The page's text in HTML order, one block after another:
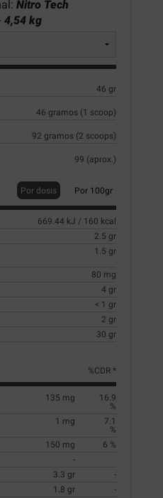
Nitro Tech
4,54 kg
46 gr
46 gramos (1 scoop)
92 gramos (2 scoops)
99 (aprox.)
Por dosis Por 100gr
669.44 kJ / 160 kcal
2.5 gr
1.5 gr
80 mg
4 gr
< 1 gr
2 gr
30 gr
%CDR *
135 mg
16.9
%
1 mg
7.1
%
150 mg
6 %
-
3.3 gr
-
1.8 gr
-